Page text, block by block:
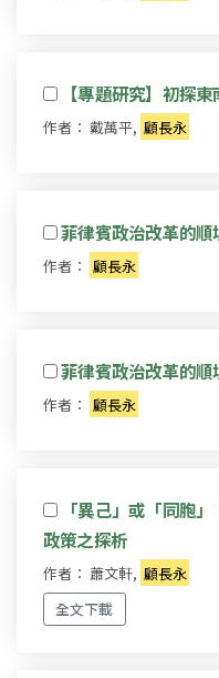
【專題研究】初探
作者： 戴萬平, 顧長永
菲律賓政治改革的順
作者： 顧長永
菲律賓政治改革的順
作者： 顧長永
「異己」或「同胞
政策之探析
作者： 蕭文軒, 顧長永
全文下載